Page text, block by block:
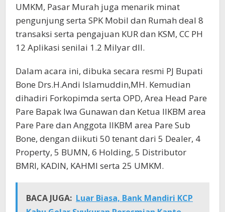
UMKM, Pasar Murah juga menarik minat
pengunjung serta SPK Mobil dan Rumah deal 8
transaksi serta pengajuan KUR dan KSM, CC PH
12 Aplikasi senilai 1.2 Milyar dll.
Dalam acara ini, dibuka secara resmi PJ Bupati
Bone Drs.H.Andi Islamuddin,MH. Kemudian
dihadiri Forkopimda serta OPD, Area Head Pare
Pare Bapak Iwa Gunawan dan Ketua IIKBM area
Pare Pare dan Anggota IIKBM area Pare Sub
Bone, dengan diikuti 50 tenant dari 5 Dealer, 4
Property, 5 BUMN, 6 Holding, 5 Distributor
BMRI, KADIN, KAHMI serta 25 UMKM.
BACA JUGA: Luar Biasa, Bank Mandiri KCP